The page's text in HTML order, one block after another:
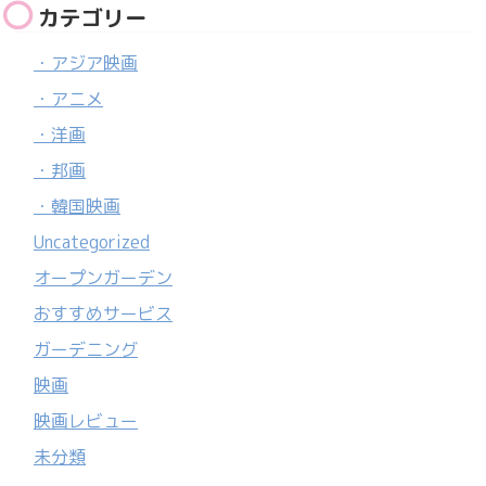
カテゴリー
・アジア映画
・アニメ
・洋画
・邦画
・韓国映画
Uncategorized
オープンガーデン
おすすめサービス
ガーデニング
映画
映画レビュー
未分類